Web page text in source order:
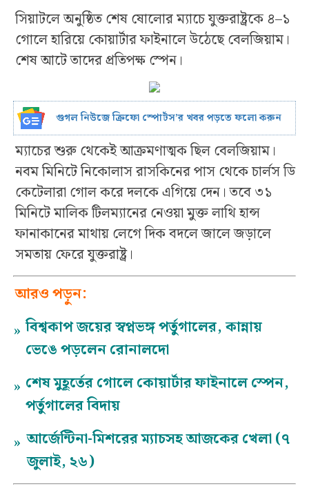
সিয়াটলে অনুষ্ঠিত শেষ ষোলোর ম্যাচে যুক্তরাষ্ট্রকে ৪–১
গোলে হারিয়ে কোয়ার্টার ফাইনালে উঠেছে বেলজিয়াম।
শেষ আটে তাদের প্রতিপক্ষ স্পেন।
গুগল নিউজে ক্রিফো স্পোর্টস’র খবর পড়তে ফলো করুন
ম্যাচের শুরু থেকেই আক্রমণাত্মক ছিল বেলজিয়াম।
নবম মিনিটে নিকোলাস রাসকিনের পাস থেকে চার্লস ডি
কেটেলারা গোল করে দলকে এগিয়ে দেন। তবে ৩১
মিনিটে মালিক টিলম্যানের নেওয়া মুক্ত লাথি হান্স
ফানাকানের মাথায় লেগে দিক বদলে জালে জড়ালে
সমতায় ফেরে যুক্তরাষ্ট্র।
আরও পড়ুন:
» বিশ্বকাপ জয়ের স্বপ্নভঙ্গ পর্তুগালের, কান্নায়
ভেঙে পড়লেন রোনালদো
» শেষ মুহূর্তের গোলে কোয়ার্টার ফাইনালে স্পেন,
পর্তুগালের বিদায়
» আর্জেন্টিনা-মিশরের ম্যাচসহ আজকের খেলা (৭
জুলাই, ২৬)